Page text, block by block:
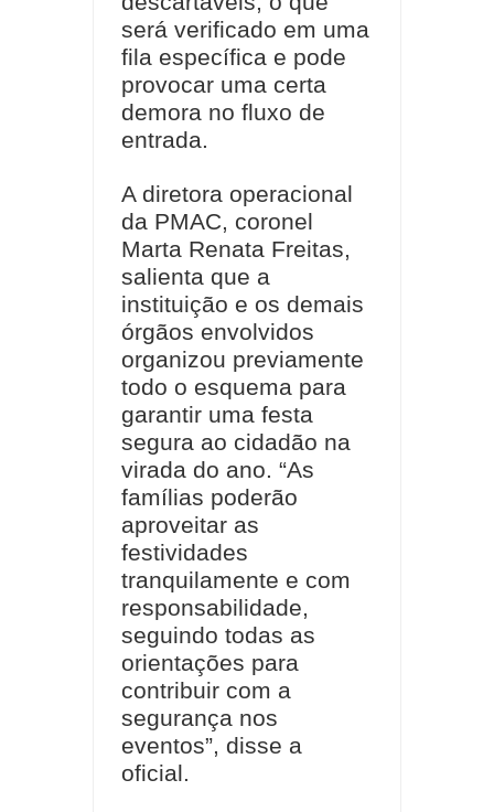
será verificado em uma
fila específica e pode
provocar uma certa
demora no fluxo de
entrada.
A diretora operacional
da PMAC, coronel
Marta Renata Freitas,
salienta que a
instituição e os demais
órgãos envolvidos
organizou previamente
todo o esquema para
garantir uma festa
segura ao cidadão na
virada do ano. “As
famílias poderão
aproveitar as
festividades
tranquilamente e com
responsabilidade,
seguindo todas as
orientações para
contribuir com a
segurança nos
eventos”, disse a
oficial.